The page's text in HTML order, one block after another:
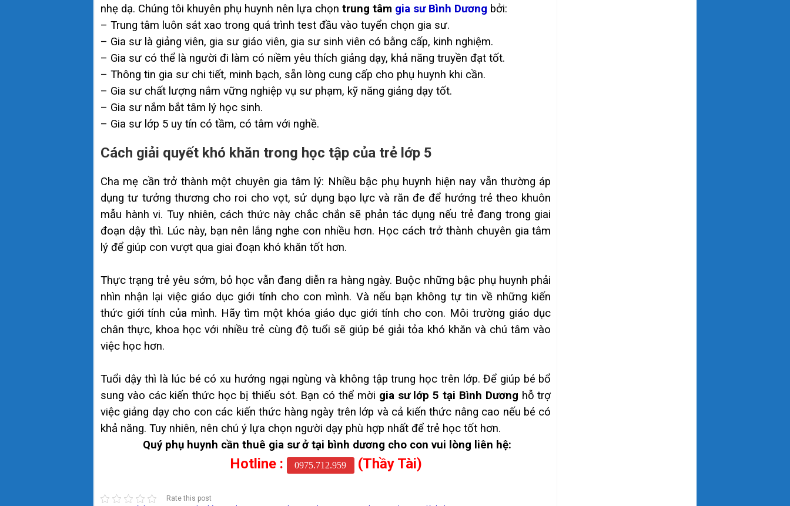
nhẹ dạ. Chúng tôi khuyên phụ huynh nên lựa chọn trung tâm gia sư Bình Dương bởi:
– Trung tâm luôn sát xao trong quá trình test đầu vào tuyển chọn gia sư.
– Gia sư là giảng viên, gia sư giáo viên, gia sư sinh viên có bằng cấp, kinh nghiệm.
– Gia sư có thể là người đi làm có niềm yêu thích giảng dạy, khả năng truyền đạt tốt.
– Thông tin gia sư chi tiết, minh bạch, sẵn lòng cung cấp cho phụ huynh khi cần.
– Gia sư chất lượng nắm vững nghiệp vụ sư phạm, kỹ năng giảng dạy tốt.
– Gia sư nắm bắt tâm lý học sinh.
– Gia sư lớp 5 uy tín có tầm, có tâm với nghề.
Cách giải quyết khó khăn trong học tập của trẻ lớp 5
Cha mẹ cần trở thành một chuyên gia tâm lý: Nhiều bậc phụ huynh hiện nay vẫn thường áp
dụng tư tưởng thương cho roi cho vọt, sử dụng bạo lực và răn đe để hướng trẻ theo khuôn
mẫu hành vi. Tuy nhiên, cách thức này chắc chắn sẽ phản tác dụng nếu trẻ đang trong giai
đoạn dậy thì. Lúc này, bạn nên lắng nghe con nhiều hơn. Học cách trở thành chuyên gia tâm
lý để giúp con vượt qua giai đoạn khó khăn tốt hơn.
Thực trạng trẻ yêu sớm, bỏ học vẫn đang diễn ra hàng ngày. Buộc những bậc phụ huynh phải
nhìn nhận lại việc giáo dục giới tính cho con mình. Và nếu bạn không tự tin về những kiến
thức giới tính của mình. Hãy tìm một khóa giáo dục giới tính cho con. Môi trường giáo dục
chân thực, khoa học với nhiều trẻ cùng độ tuổi sẽ giúp bé giải tỏa khó khăn và chú tâm vào
việc học hơn.
Tuổi dậy thì là lúc bé có xu hướng ngại ngùng và không tập trung học trên lớp. Để giúp bé bổ
sung vào các kiến thức học bị thiếu sót. Bạn có thể mời gia sư lớp 5 tại Bình Dương hỗ trợ
việc giảng dạy cho con các kiến thức hàng ngày trên lớp và cả kiến thức nâng cao nếu bé có
khả năng. Tuy nhiên, nên chú ý lựa chọn người dạy phù hợp nhất để trẻ học tốt hơn.
Quý phụ huynh cần thuê gia sư ở tại bình dương cho con vui lòng liên hệ:
Hotline : 0975.712.959 (Thầy Tài)
Rate this post